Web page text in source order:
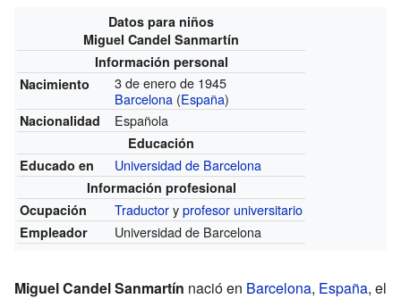
Datos para niños
Miguel Candel Sanmartín
Información personal
Nacimiento
3 de enero de 1945
Barcelona (España)
Nacionalidad Española
Educación
Educado en
Universidad de Barcelona
Información profesional
Ocupación
Traductoryprofesor universitario
Empleador Universidad de Barcelona
Miguel Candel Sanmartín nació en Barcelona, España, el